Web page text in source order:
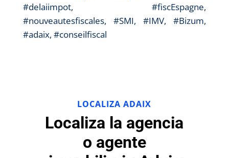
#delaiimpot, #fiscEspagne,
#nouveautesfiscales, #SMI, #IMV, #Bizum,
#adaix, #conseilfiscal
LOCALIZA ADAIX
Localiza la agencia
o agente